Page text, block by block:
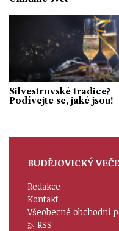
Silvestrovské tradice?
Podívejte se, jaké jsou!
BUDĚJOVICKÝ
Redakce
Kontakt
Všeobecné obchodní
RSS